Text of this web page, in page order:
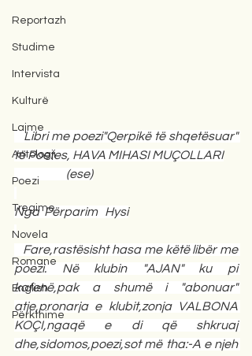
Reportazh
Studime
Intervista
Kulturë
Lajme
Antologji
Poezi
Tregime
Novela
Romane
English
Përkthime
Libri me poezi"Qerpikë të shqetësuar"
të Poetes, HAVA MIHASI MUÇOLLARI
(ese)
Nga  Përparim   Hysi
Fare,rastësisht hasa me këtë libër me
poezi. Në klubin "AJAN" ku pi
kafenë,pak a shumë i "abonuar"
atje,pronarja e klubit,zonja VALBONA
KOÇI,ngaqë e di që shkruaj
dhe,sidomos,poezi,sot më tha:-A e njeh